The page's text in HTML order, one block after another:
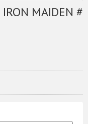
MAIDEN #